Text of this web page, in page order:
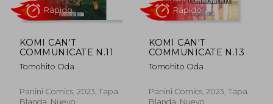
KOMI CAN'T
COMMUNICATE N.11
Tomohito Oda
Panini Comics, 2023, Tapa
Blanda, Nuevo
KOMI CAN'T
COMMUNICATE N.13
Tomohito Oda
Panini Comics, 2023, Tapa
Blanda, Nuevo